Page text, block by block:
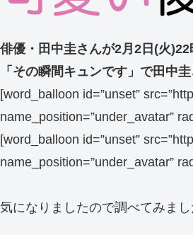
俳優・田中圭さんが2月2日(火
「その瞬間キュンです」で田中
[word_balloon id=”unset”
name_position=”under_avatar”
[word_balloon id=”unset”
name_position=”under_avatar”
気になりましたので調べてみまし